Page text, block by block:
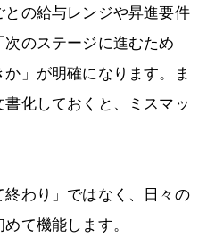
の給与レンジや昇進要件
のステージに進むため
」が明確になります。ま
化しておくと、ミスマッ
わり」ではなく、日々の
て機能します。